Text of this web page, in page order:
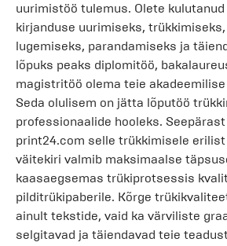
uurimistöö tulemus. Olete
kirjanduse uurimiseks,
lugemiseks, parandamiseks ja
lõpuks peaks diplomitöö,
magistritöö olema teie
Seda olulisem on jätta lõputöö
professionaalide hooleks.
print24.com selle trükkimisele
väitekiri valmib maksimaalse
kaasaegsemas trükiprotsessis
pilditrükipaberile. Kõrge
ainult tekstide, vaid ka värviliste
selgitavad ja täiendavad teie